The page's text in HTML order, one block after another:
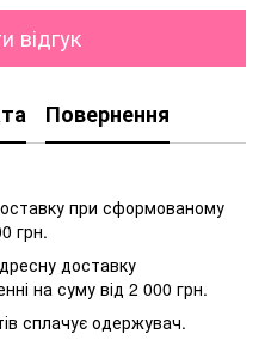
відгук
Повернення
при сформованому
грн.
доставку
на суму від 2 000 грн.
сплачує одержувач.